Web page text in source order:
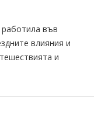
във
влияния и
и